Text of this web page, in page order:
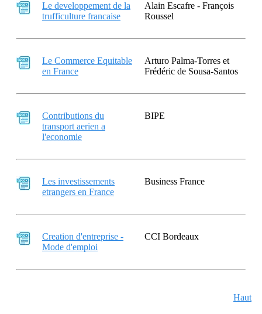
Le developpement de la
trufficulture francaise
Alain Escafre - François
Roussel
Le Commerce Equitable
en France
Arturo Palma-Torres et
Frédéric de Sousa-Santos
Contributions du
transport aerien a
l'economie
BIPE
Les investissements
etrangers en France
Business France
Creation d'entreprise -
Mode d'emploi
CCI Bordeaux
Haut